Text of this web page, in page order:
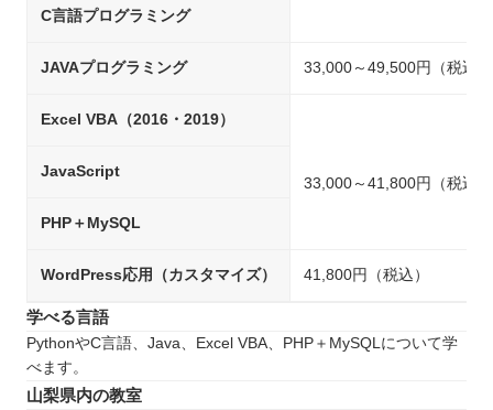
C言語プログラミング
JAVAプログラミング 33,000～49,500円（税込）
Excel VBA（2016・2019）
33,000～41,800円（税込）
JavaScript
PHP＋MySQL
WordPress応用（カスタマイズ） 41,800円（税込）
学べる言語
PythonやC言語、Java、Excel VBA、PHP＋MySQLについて学
べます。
山梨県内の教室